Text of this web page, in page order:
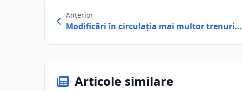
Anterior
Modificări în circulația mai multor trenuri…
Articole similare